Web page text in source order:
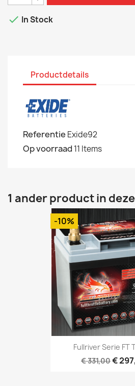
 In Stock
Productdetails
Referentie Exide92
Op voorraad 11 Items
1 ander product in
Fullriver Serie FT
€ 331,00€
-10%